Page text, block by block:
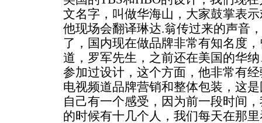
文名字，叫做华海山，大家鼓掌表
他现场会翻译琳达.翁传过来的声音
了，国内现在做品牌非常有知名度
道，罗军先生，之前还在美国的华
参加过设计，这个方面，他非常有
电视频道品牌营销和整体包装，这
自己有一个感受，因为前一段时间
的时候有十几个人，我们每天在那